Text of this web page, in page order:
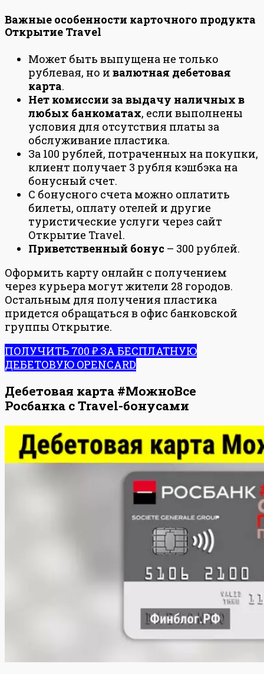
Важные особенности карточного продукта
Открытие Travel
Может быть выпущена не только
рублевая, но и валютная дебетовая
карта.
Нет комиссии за выдачу наличных в
любых банкоматах, если выполнены
условия для отсутствия платы за
обслуживание пластика.
За 100 рублей, потраченных на покупки,
клиент получает 3 рубля кэшбэка на
бонусный счет.
С бонусного счета можно оплатить
билеты, оплату отелей и другие
туристические услуги через сайт
Открытие Travel.
Приветственный бонус – 300 рублей.
Оформить карту онлайн с получением
через курьера могут жители 28 городов.
Остальным для получения пластика
придется обращаться в офис банковской
группы Открытие.
ПОЛУЧИТЬ 700 ₽ ЗА БЕСПЛАТНУЮ
ДЕБЕТОВУЮ OPENCARD
Дебетовая карта #МожноВсе
Росбанка с Travel-бонусами